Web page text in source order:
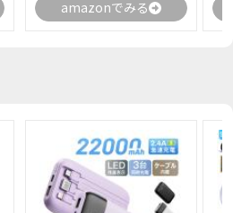
amazonでみる